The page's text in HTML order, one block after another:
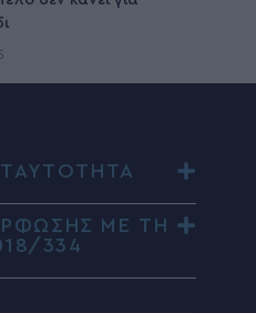
ΤΑΥΤΟΤΗΤΑ
ΜΕ ΤΗ
334